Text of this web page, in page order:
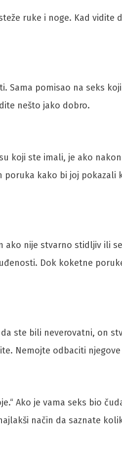
ruke i noge. Kad
Sama pomisao na seks
nešto jako dobro.
koji ste imali, je ako
kako bi joj
ako nije stvarno stidljiv ili
Dok koketne
ste bili neverovatni, on
Nemojte odbaciti
Ako je vama seks bio
način da saznate